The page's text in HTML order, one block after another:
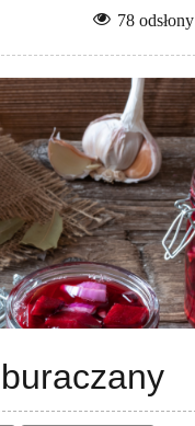
78 odsłony